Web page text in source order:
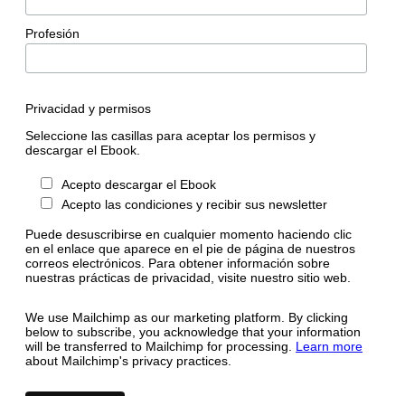
Profesión
Privacidad y permisos
Seleccione las casillas para aceptar los permisos y
descargar el Ebook.
Acepto descargar el Ebook
Acepto las condiciones y recibir sus newsletter
Puede desuscribirse en cualquier momento haciendo clic
en el enlace que aparece en el pie de página de nuestros
correos electrónicos. Para obtener información sobre
nuestras prácticas de privacidad, visite nuestro sitio web.
We use Mailchimp as our marketing platform. By clicking
below to subscribe, you acknowledge that your information
will be transferred to Mailchimp for processing. Learn more
about Mailchimp's privacy practices.